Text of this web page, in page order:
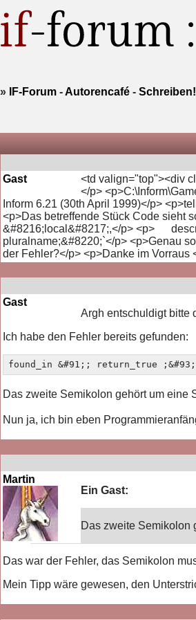
» IF-Forum -Autorencafé - Schreiben!
Gast
<td valign="top"><div
</p>
Inform 6.21 (30th April 1999)</p>
<p>Das betreffende Stück Code
&#8216;local&#8217;,</p> <p>
pluralname;&#8220;`</p> <p>Genau
der Fehler?</p> <p>Danke im
Gast
Argh entschuldigt bitte
Ich habe den Fehler bereits gefunden:
found_in &#91;; return_true
Das zweite Semikolon gehört um
Nun ja, ich bin eben
Martin
Ein Gast:
Das zweite Semikolon
Das war der Fehler, das Semikolon
Mein Tipp wäre gewesen, den